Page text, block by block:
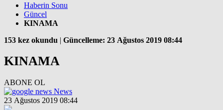
Haberin Sonu
Güncel
KINAMA
153 kez okundu | Güncelleme: 23 Ağustos 2019 08:44
KINAMA
ABONE OL
News
23 Ağustos 2019 08:44